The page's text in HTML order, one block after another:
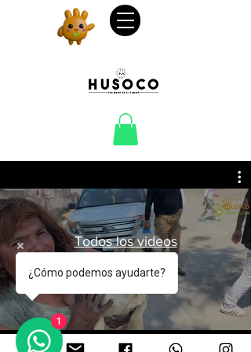
Todos los videos
Mirar ahora
¿Cómo podemos ayudarte?
1